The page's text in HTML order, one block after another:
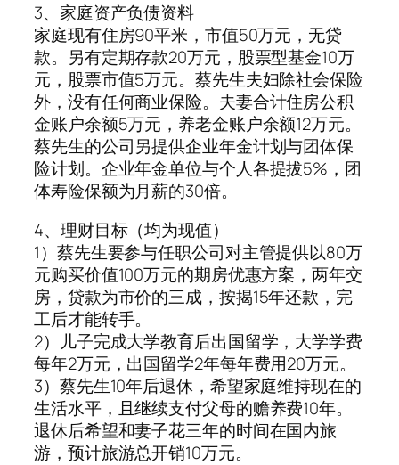
3、家庭资产负债资料
家庭现有住房90平米，市值50万元，无贷
款。另有定期存款20万元，股票型基金10万
元，股票市值5万元。蔡先生夫妇除社会保险
外，没有任何商业保险。夫妻合计住房公积
金账户余额5万元，养老金账户余额12万元。
蔡先生的公司另提供企业年金计划与团体保
险计划。企业年金单位与个人各提拔5%，团
体寿险保额为月薪的30倍。
4、理财目标（均为现值）
1）蔡先生要参与任职公司对主管提供以80万
元购买价值100万元的期房优惠方案，两年交
房，贷款为市价的三成，按揭15年还款，完
工后才能转手。
2）儿子完成大学教育后出国留学，大学学费
每年2万元，出国留学2年每年费用20万元。
3）蔡先生10年后退休，希望家庭维持现在的
生活水平，且继续支付父母的赡养费10年。
退休后希望和妻子花三年的时间在国内旅
游，预计旅游总开销10万元。